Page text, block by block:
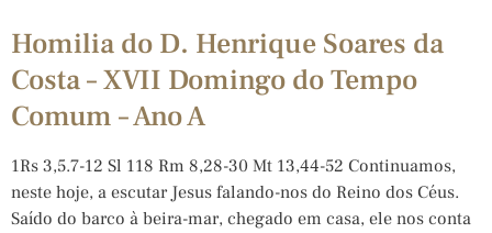
Homilia do D. Henrique Soares da
Costa – XVII Domingo do Tempo
Comum – Ano A
1Rs 3,5.7-12 Sl 118 Rm 8,28-30 Mt 13,44-52 Continuamos,
neste hoje, a escutar Jesus falando-nos do Reino dos Céus.
Saído do barco à beira-mar, chegado em casa, ele nos conta